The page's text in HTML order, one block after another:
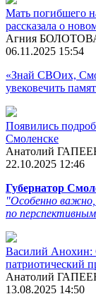
Мать погибшего
рассказала о
Агния
06.11.2025 15:54
«Знай СВОих,
увековечить
Появились
Смоленске
Анатолий
22.10.2025 12:46
Губернатор
"Особенно важно,
по
Василий Анохин:
патриотический
Анатолий
13.08.2025 14:50